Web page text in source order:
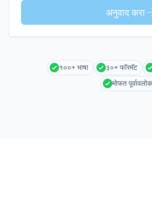
अनुवाद करा
१००+ भाषा ३०+ फॉरमॅट
मोफत